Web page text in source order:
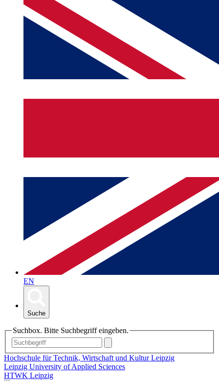
EN
Suche
Suchbox. Bitte Suchbegriff eingeben.
Hochschule für Technik, Wirtschaft und Kultur Leipzig
Leipzig University of Applied Sciences
HTWK Leipzig